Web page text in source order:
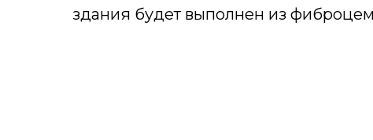
здания будет выполнен из